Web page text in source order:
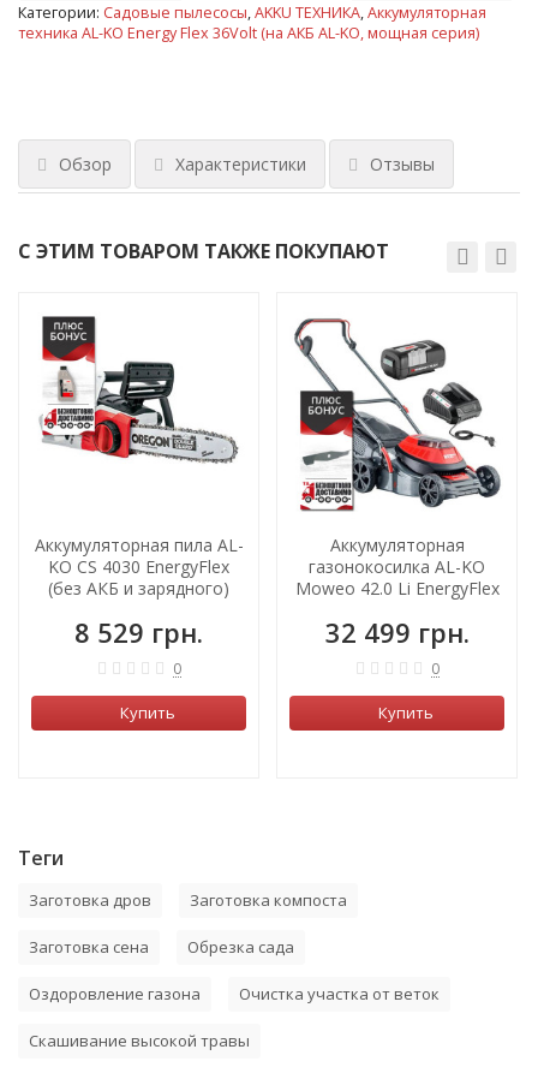
Категории: Садовые пылесосы,AKKU ТЕХНИКА,Аккумуляторная
техника AL-KO Energy Flex 36Volt (на АКБ AL-KO, мощная серия)
Обзор Характеристики Отзывы
С ЭТИМ ТОВАРОМ ТАКЖЕ ПОКУПАЮТ
Аккумуляторная пила AL-
KO CS 4030 EnergyFlex
(без АКБ и зарядного)
8 529 грн.
0
Купить
Аккумуляторная
газонокосилка AL-KO
Moweo 42.0 Li EnergyFlex
32 499 грн.
0
Купить
Теги
Заготовка дров Заготовка компоста
Заготовка сена Обрезка сада
Оздоровление газона Очистка участка от веток
Скашивание высокой травы